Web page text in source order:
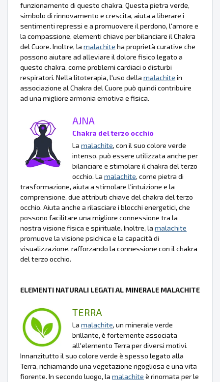
funzionamento di questo chakra. Questa pietra verde,
simbolo di rinnovamento e crescita, aiuta a liberare i
sentimenti repressi e a promuovere il perdono, l'amore e
la compassione, elementi chiave per bilanciare il Chakra
del Cuore. Inoltre, la malachite ha proprietà curative che
possono aiutare ad alleviare il dolore fisico legato a
questo chakra, come problemi cardiaci o disturbi
respiratori. Nella litoterapia, l'uso della malachite in
associazione al Chakra del Cuore può quindi contribuire
ad una migliore armonia emotiva e fisica.
AJNA
Chakra del terzo occhio
La malachite, con il suo colore verde
intenso, può essere utilizzata anche per
bilanciare e stimolare il chakra del terzo
occhio. La malachite, come pietra di
trasformazione, aiuta a stimolare l'intuizione e la
comprensione, due attributi chiave del chakra del terzo
occhio. Aiuta anche a rilasciare i blocchi energetici, che
possono facilitare una migliore connessione tra la
nostra visione fisica e spirituale. Inoltre, la malachite
promuove la visione psichica e la capacità di
visualizzazione, rafforzando la connessione con il chakra
del terzo occhio.
ELEMENTI NATURALI LEGATI AL MINERALE MALACHITE
TERRA
La malachite, un minerale verde
brillante, è fortemente associata
all'elemento Terra per diversi motivi.
Innanzitutto il suo colore verde è spesso legato alla
Terra, richiamando una vegetazione rigogliosa e una vita
fiorente. In secondo luogo, la malachite è rinomata per le